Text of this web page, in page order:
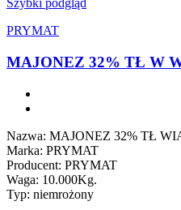
Szybki podgląd
PRYMAT
MAJONEZ 32% TŁ W
Nazwa: MAJONEZ 32% TŁ
Marka: PRYMAT
Producent: PRYMAT
Waga: 10.000Kg.
Typ: niemrożony